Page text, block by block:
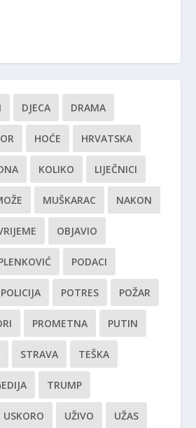
DJECA DRAMA
HOĆE HRVATSKA
KOLIKO LIJEČNICI
MUŠKARAC NAKON
OBJAVIO
PODACI
POLICIJA POTRES POŽAR
PROMETNA PUTIN
STRAVA TEŠKA
TRUMP
USKORO UŽIVO UŽAS